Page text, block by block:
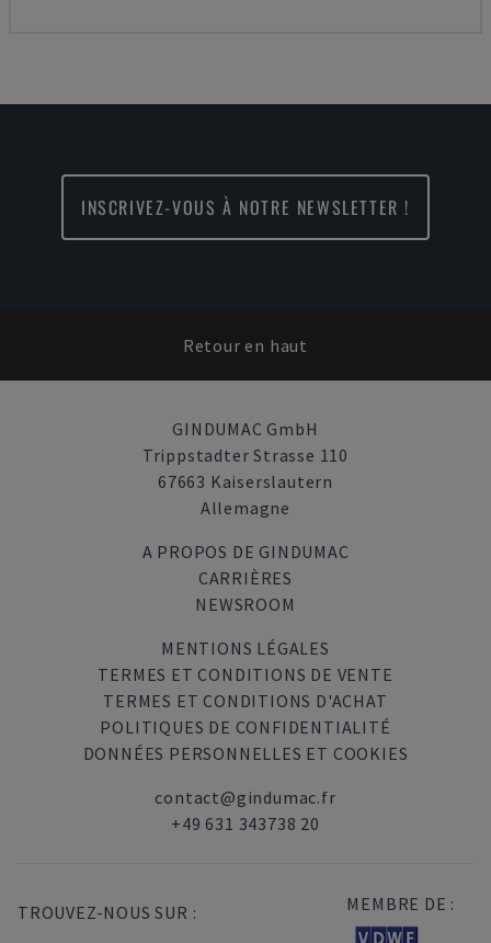
INSCRIVEZ-VOUS À NOTRE NEWSLETTER !
Retour en haut
GINDUMAC GmbH
Trippstadter Strasse 110
67663 Kaiserslautern
Allemagne
A PROPOS DE GINDUMAC
CARRIÈRES
NEWSROOM
MENTIONS LÉGALES
TERMES ET CONDITIONS DE VENTE
TERMES ET CONDITIONS D'ACHAT
POLITIQUES DE CONFIDENTIALITÉ
DONNÉES PERSONNELLES ET COOKIES
contact@gindumac.fr
+49 631 343738 20
TROUVEZ-NOUS SUR : MEMBRE DE :